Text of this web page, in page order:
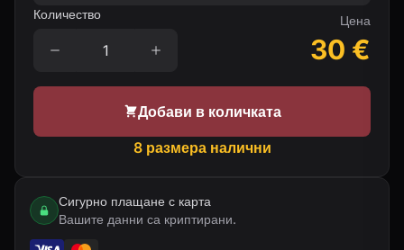
Количество Цена
30 €
Добави в количката
8 размера налични
Сигурно плащане с карта
Вашите данни са криптирани.